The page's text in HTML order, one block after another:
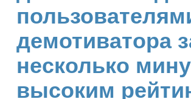
демотиватора
несколько
высоким